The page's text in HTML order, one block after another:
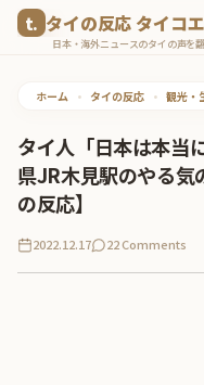
タイの反応 タイコエ
日本・海外ニュースのタイの声を
ホーム • タイの反応 • 観光・
タイ人「日本は本当
県JR木見駅のやる気
の反応】
2022.12.17 22 Comments